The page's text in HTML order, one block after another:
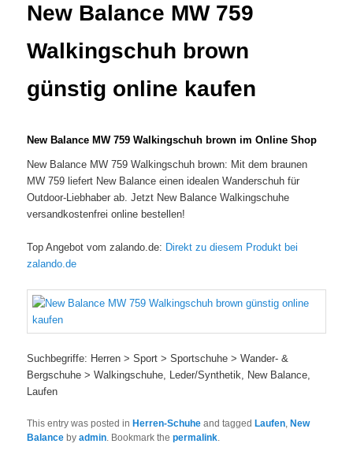
New Balance MW 759
Walkingschuh brown
günstig online kaufen
New Balance MW 759 Walkingschuh brown im Online Shop
New Balance MW 759 Walkingschuh brown: Mit dem braunen
MW 759 liefert New Balance einen idealen Wanderschuh für
Outdoor-Liebhaber ab. Jetzt New Balance Walkingschuhe
versandkostenfrei online bestellen!
Top Angebot vom zalando.de: Direkt zu diesem Produkt bei
zalando.de
Suchbegriffe: Herren > Sport > Sportschuhe > Wander- &
Bergschuhe > Walkingschuhe, Leder/Synthetik, New Balance,
Laufen
This entry was posted inHerren-Schuhe and taggedLaufen,New
Balance byadmin. Bookmark thepermalink.